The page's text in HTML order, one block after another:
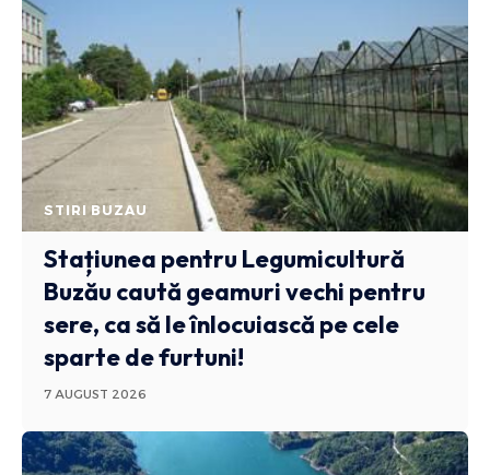
STIRI BUZAU
Stațiunea pentru Legumicultură
Buzău caută geamuri vechi pentru
sere, ca să le înlocuiască pe cele
sparte de furtuni!
7 AUGUST 2026